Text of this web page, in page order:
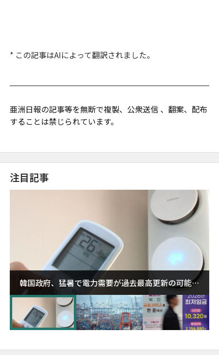
* この記事はAIによって翻訳されました。
亜洲日報の記事等を無断で複製、公衆送信 、翻案、配布
することは禁じられています。
注目記事
韓国政府、猛暑で電力需要が過去最高更新の可能性
に需給対応体制を点検